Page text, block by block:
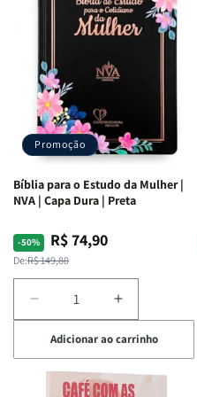
Ribeiro
Ribeiro
Promoção
Bíblia para o Estudo da Mulher |
NVA | Capa Dura | Preta
-50%
Preço
normal
De:R$ 149,80
Preço
promocional
R$ 74,90
Diminuir
a
quantidade
de
Bíblia
Aumentar
a
quantidade
de
Bíblia
Adicionar ao carrinho